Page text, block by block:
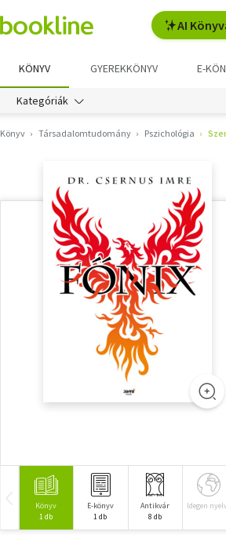
AI
KÖNYV GYEREKKÖNYV E-
Kategóriák
Könyv Társadalomtudomány Pszichológia
Könyv
1 db
E-könyv
1 db
Antikvár
8 db
Idegen